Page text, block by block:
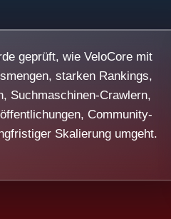
geprüft, wie VeloCore mit
starken Rankings,
Suchmaschinen-Crawlern,
Community-
Skalierung umgeht.